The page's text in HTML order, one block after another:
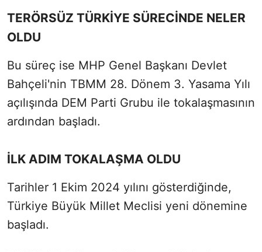
TERÖRSÜZ TÜRKİYE SÜRECİNDE NELER
OLDU
Bu süreç ise MHP Genel Başkanı Devlet
Bahçeli'nin TBMM 28. Dönem 3. Yasama Yılı
açılışında DEM Parti Grubu ile tokalaşmasının
ardından başladı.
İLK ADIM TOKALAŞMA OLDU
Tarihler 1 Ekim 2024 yılını gösterdiğinde,
Türkiye Büyük Millet Meclisi yeni dönemine
başladı.